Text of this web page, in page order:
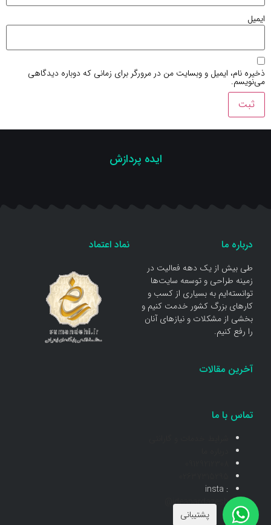
ایمیل
ذخیره نام، ایمیل و وبسایت من در مرورگر برای زمانی که دوباره دیدگاهی
می‌نویسم.
ایده پردازش
درباره ما
طی بیش از یک دهه فعالیت در
زمینه طراحی و توسعه سایت‌ها
توانسته‌ایم به بسیاری از کسب و
کار‌های بزرگ کشور خدمت کنیم و
بخشی از مشکلات و نیاز‌های آنان
را رفع کنیم.
نماد اعتماد
آخرین مقالات
تماس با ما
insta :
@ideapardazesh
پشتیبانی